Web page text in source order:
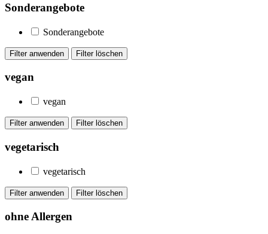
Sonderangebote
Sonderangebote
vegan
vegan
vegetarisch
vegetarisch
ohne Allergen